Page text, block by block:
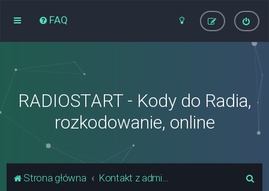
FAQ
RADIOSTART - Kody do Radia,
rozkodowanie, online
Strona główna Kontakt z administratorem witryny